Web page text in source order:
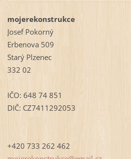
mojerekonstrukce
Josef Pokorný
Erbenova 509
Starý Plzenec
332 02
IČO: 648 74 851
DIČ: CZ7411292053
+420 733 262 462